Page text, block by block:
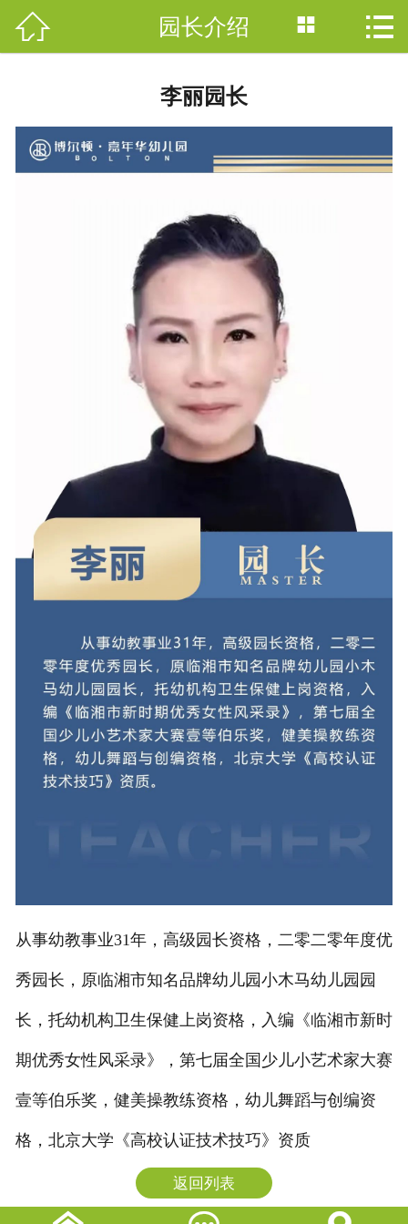
网站首页
特色课程
师资团队
保育保健
网上咨询
联系我们
 园长介绍  
李丽园长
从事幼教事业31年，高级园长资格，二零二零年度优
秀园长，原临湘市知名品牌幼儿园小木马幼儿园园
长，托幼机构卫生保健上岗资格，入编《临湘市新时
期优秀女性风采录》，第七届全国少儿小艺术家大赛
壹等伯乐奖，健美操教练资格，幼儿舞蹈与创编资
格，北京大学《高校认证技术技巧》资质
返回列表